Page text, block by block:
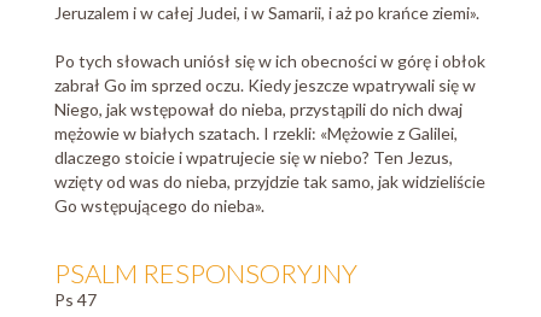
Jeruzalem i w całej Judei, i w Samarii, i aż po krańce ziemi».
Po tych słowach uniósł się w ich obecności w górę i obłok
zabrał Go im sprzed oczu. Kiedy jeszcze wpatrywali się w
Niego, jak wstępował do nieba, przystąpili do nich dwaj
mężowie w białych szatach. I rzekli: «Mężowie z Galilei,
dlaczego stoicie i wpatrujecie się w niebo? Ten Jezus,
wzięty od was do nieba, przyjdzie tak samo, jak widzieliście
Go wstępującego do nieba».
PSALM RESPONSORYJNY
Ps 47